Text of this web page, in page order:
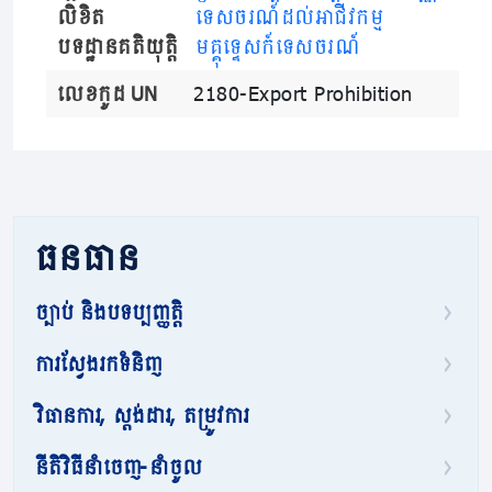
លិខិត
បទដ្ឋានគតិយុត្តិ
ទេសចរណ៍ដល់អាជីវកម្ម
មគ្គុទ្ទេសក៍ទេសចរណ៍
លេខកូដ UN
2180-Export Prohibition
ធនធាន
ច្បាប់ និងបទប្បញ្ញត្តិ
ការស្វែងរកទំនិញ
វិធានការ, ស្តង់ដារ, តម្រូវការ
នីតិវិធីនាំចេញ-នាំចូល